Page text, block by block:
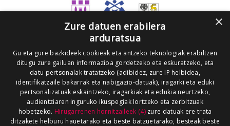
×
Zure datuen erabilera
arduratsua
Gu eta gure bazkideek cookieak eta antzeko teknologiak erabiltzen
ditugu zure gailuan informazioa gordetzeko eta eskuratzeko, eta
datu pertsonalak tratatzeko (adibidez, zure IP helbidea,
identifikatzaile bakarrak eta nabigazio-datuak), iragarki eta eduki
pertsonalizatuak eskaintzeko, iragarkiak eta edukia neurtzeko,
audientziaren inguruko ikuspegiak lortzeko eta zerbitzuak
hobetzeko. Hirugarrenen hornitzaileek (4)zure datuak ere trata
ditzakete helburu hauetarako eta beste batzuetarako, besteak beste